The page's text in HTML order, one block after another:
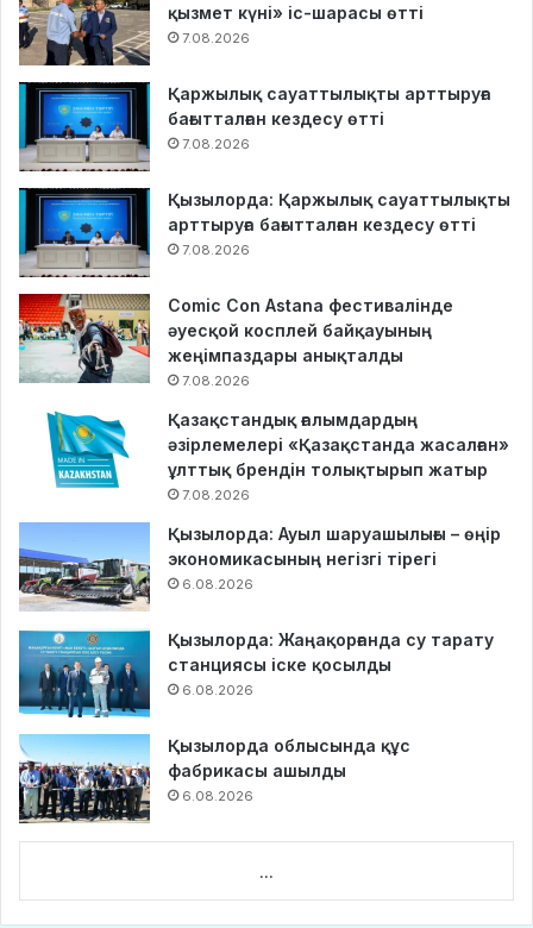
қызмет күні» іс-шарасы өтті
7.08.2026
Қаржылық сауаттылықты арттыруға
бағытталған кездесу өтті
7.08.2026
Қызылорда: Қаржылық сауаттылықты
арттыруға бағытталған кездесу өтті
7.08.2026
Comic Con Astana фестивалінде
әуесқой косплей байқауының
жеңімпаздары анықталды
7.08.2026
Қазақстандық ғалымдардың
әзірлемелері «Қазақстанда жасалған»
ұлттық брендін толықтырып жатыр
7.08.2026
Қызылорда: Ауыл шаруашылығы – өңір
экономикасының негізгі тірегі
6.08.2026
Қызылорда: Жаңақорғанда су тарату
станциясы іске қосылды
6.08.2026
Қызылорда облысында құс
фабрикасы ашылды
6.08.2026
...